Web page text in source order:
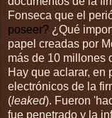
Fonseca que el
poseer? ¿Qué
papel creadas por
más de 10 millones
Hay que aclarar, en
electrónicos de la
(leaked). Fueron
fue penetrado y la